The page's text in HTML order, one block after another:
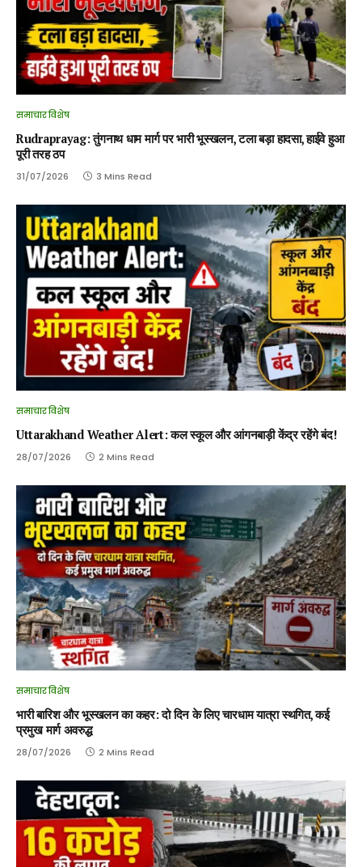
समाचार विशेष
Rudraprayag: तुंगनाथ धाम मार्ग पर भारी भूस्खलन, टला बड़ा हादसा, हाईवे हुआ
पूरी तरह ठप
31/07/2026 3 Mins Read
समाचार विशेष
Uttarakhand Weather Alert: कल स्कूल और आंगनबाड़ी केंद्र रहेंगे बंद!
28/07/2026 2 Mins Read
समाचार विशेष
भारी बारिश और भूस्खलन का कहर: दो दिन के लिए चारधाम यात्रा स्थगित, कई
प्रमुख मार्ग अवरुद्ध
28/07/2026 2 Mins Read